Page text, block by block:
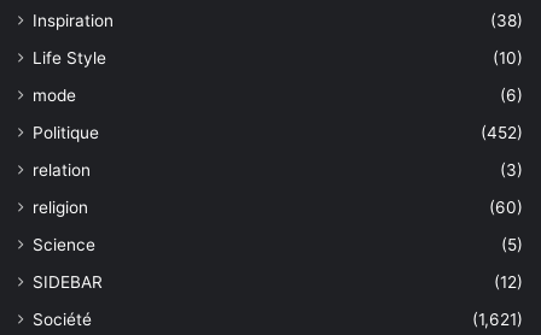
Inspiration
(38)
Life Style
(10)
mode
(6)
Politique
(452)
relation
(3)
religion
(60)
Science
(5)
SIDEBAR
(12)
Société
(1,621)